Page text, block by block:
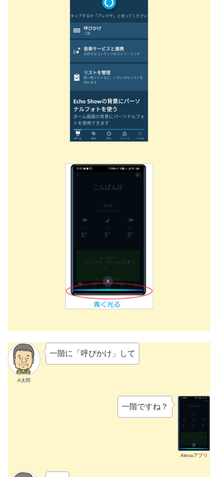
A太郎
一階に「呼びかけ」して
Alexaアプリ
一階ですね？